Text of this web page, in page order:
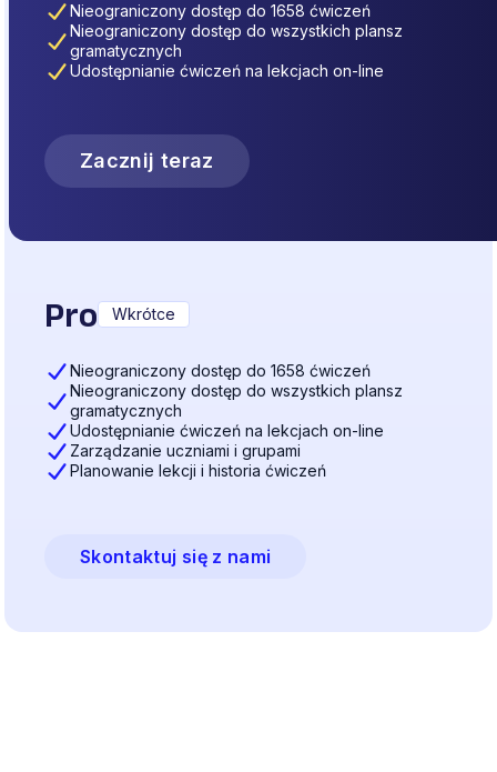
Nieograniczony dostęp do 1658 ćwiczeń
Nieograniczony dostęp do wszystkich plansz
gramatycznych
Udostępnianie ćwiczeń na lekcjach on-line
Zacznij teraz
Pro Wkrótce
Nieograniczony dostęp do 1658 ćwiczeń
Nieograniczony dostęp do wszystkich plansz
gramatycznych
Udostępnianie ćwiczeń na lekcjach on-line
Zarządzanie uczniami i grupami
Planowanie lekcji i historia ćwiczeń
Skontaktuj się z nami